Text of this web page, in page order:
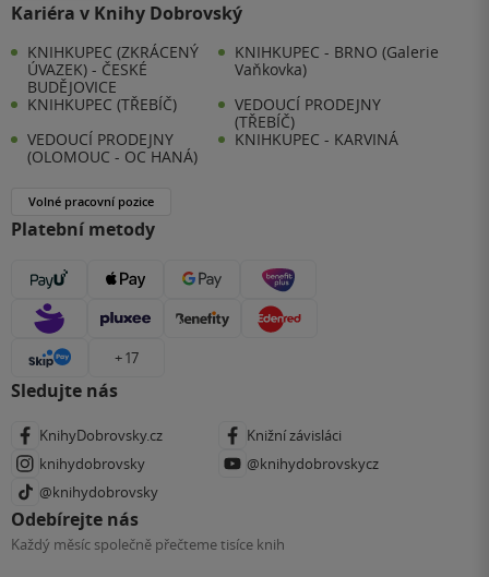
Kariéra v Knihy Dobrovský
KNIHKUPEC (ZKRÁCENÝ
ÚVAZEK) - ČESKÉ
BUDĚJOVICE
KNIHKUPEC - BRNO (Galerie
Vaňkovka)
KNIHKUPEC (TŘEBÍČ)
VEDOUCÍ PRODEJNY
(TŘEBÍČ)
VEDOUCÍ PRODEJNY
(OLOMOUC - OC HANÁ)
KNIHKUPEC - KARVINÁ
Volné pracovní pozice
Platební metody
+ 17
Sledujte nás
KnihyDobrovsky.cz
Knižní závisláci
knihydobrovsky
@knihydobrovskycz
@knihydobrovsky
Odebírejte nás
Každý měsíc společně přečteme tisíce knih